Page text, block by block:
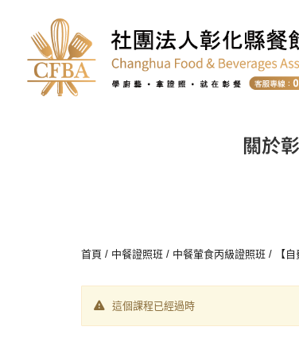
關於
首頁 / 中餐證照班 / 中餐葷食丙級證照班 / 【自
這個課程已經過時